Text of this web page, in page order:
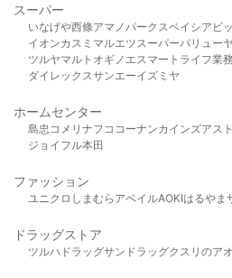
スーパー
いなげや西條アマノパークスベイシア ビ
イオンカスミ マルエツ スーパーバリュー
ツルヤマルト オギノ エスマート ライフ業
ダイレックスサンエーイズミヤ
ホームセンター
島忠 コメリ ナフコ コーナンカインズアス
ジョイフル本田
ファッション
ユニクロ しまむら アベイルAOKIはるやま
ドラッグストア
ツルハドラッグサンドラッグクスリのア